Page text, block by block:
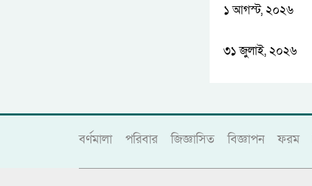
১ আগস্ট, ২০২৬
৩১ জুলাই, ২০২৬
বর্ণমালা পরিবার জিজ্ঞাসিত বিজ্ঞাপন ফরম